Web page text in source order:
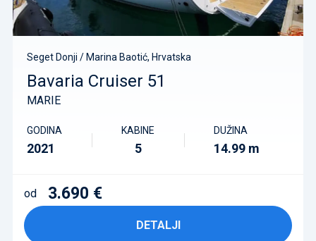
Seget Donji / Marina Baotić, Hrvatska
Bavaria Cruiser 51
MARIE
GODINA
2021
KABINE
5
DUŽINA
14.99 m
od 3.690 €
DETALJI